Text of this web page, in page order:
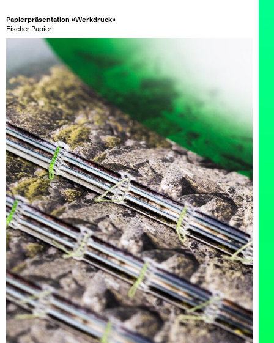
Papierpräsentation «Werkdruck»
Fischer Papier